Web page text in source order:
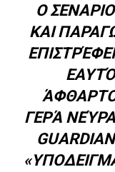
Ο
ΚΑΙ
ΓΕΡΆ